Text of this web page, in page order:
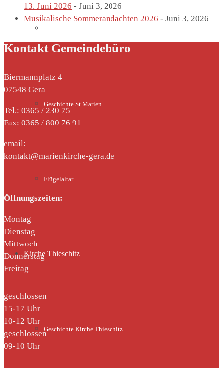
Geschichte St.Marien
Flügelaltar
Kirche Thieschitz
Geschichte Kirche Thieschitz
13. Juni 2026 - Juni 3, 2026
Musikalische Sommerandachten 2026 - Juni 3, 2026
Kontakt Gemeindebüro
Biermannplatz 4
07548 Gera
Tel.: 0365 / 230 75
Fax: 0365 / 800 76 91
email:
kontakt@marienkirche-gera.de
Öffnungszeiten:
Montag
Dienstag
Mittwoch
Donnerstag
Freitag
geschlossen
15-17 Uhr
10-12 Uhr
geschlossen
09-10 Uhr